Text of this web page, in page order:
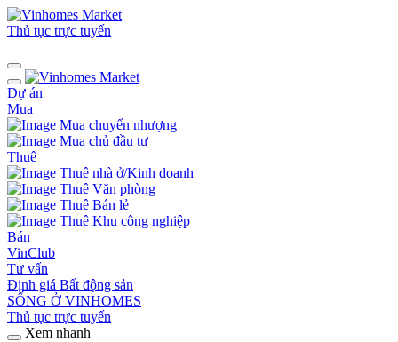
Thủ tục trực tuyến
Dự án
Mua
Mua chuyển nhượng
Mua chủ đầu tư
Thuê
Thuê nhà ở/Kinh doanh
Thuê Văn phòng
Thuê Bán lẻ
Thuê Khu công nghiệp
Bán
VinClub
Tư vấn
Định giá Bất động sản
SỐNG Ở VINHOMES
Thủ tục trực tuyến
Xem nhanh